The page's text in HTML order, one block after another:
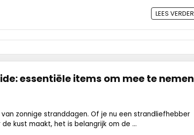
LEES VERDER
essentiële items om mee te nemen
zonnige stranddagen. Of je nu een strandliefhebber
kust maakt, het is belangrijk om de ...